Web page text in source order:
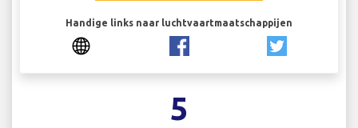
Handige links naar luchtvaartmaatschappijen
5